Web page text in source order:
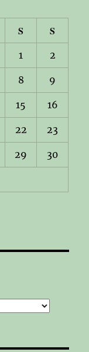
S S
1 2
8 9
15 16
22 23
29 30